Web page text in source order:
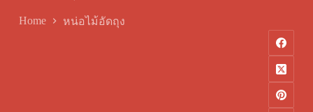
Home หน่อไม้อัดถุง